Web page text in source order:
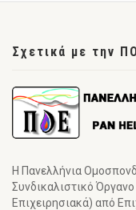
Σχετικά με την
Η Πανελλήνια
Συνδικαλιστικό
Επιχειρησιακά) από